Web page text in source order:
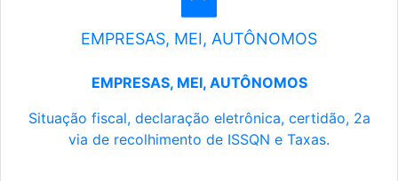
EMPRESAS, MEI, AUTÔNOMOS
EMPRESAS, MEI, AUTÔNOMOS
Situação fiscal, declaração eletrônica, certidão, 2a
via de recolhimento de ISSQN e Taxas.